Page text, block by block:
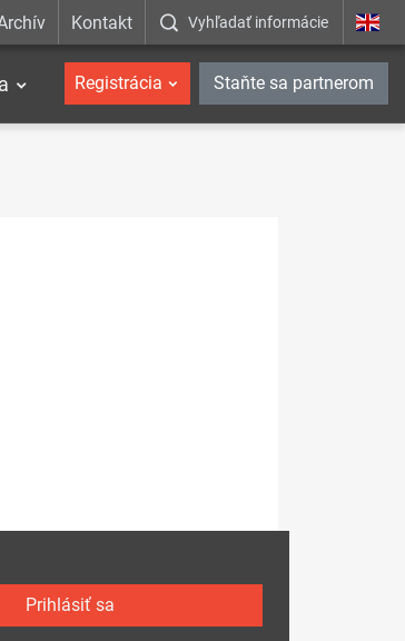
Kontakt Vyhľadať informácie
Registrácia Staňte sa partnerom
Prihlásiť sa